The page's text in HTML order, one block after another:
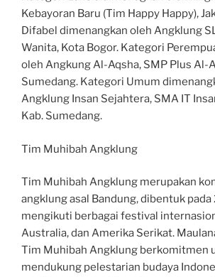
Kebayoran Baru (Tim Happy Happy),
Difabel dimenangkan oleh Angklung
Wanita, Kota Bogor. Kategori
oleh Angkung Al-Aqsha, SMP Plus Al-
Sumedang. Kategori Umum
Angklung Insan Sejahtera, SMA IT
Kab. Sumedang.
Tim Muhibah Angklung
Tim Muhibah Angklung merupakan
angklung asal Bandung, dibentuk pada
mengikuti berbagai festival
Australia, dan Amerika Serikat.
Tim Muhibah Angklung berkomitmen
mendukung pelestarian budaya